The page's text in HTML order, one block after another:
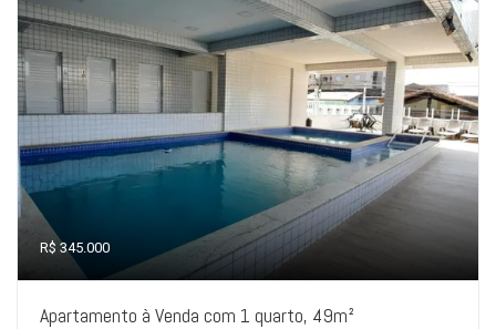
R$ 345.000
Apartamento à Venda com 1 quarto, 49m²